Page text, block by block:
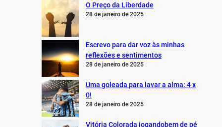
O Preço da Liberdade
28 de janeiro de 2025
Escrevo para dar voz às minhas
reflexões e sentimentos
28 de janeiro de 2025
Uma goleada para lavar a alma: 4 x
0!
28 de janeiro de 2025
Vitória Colorada jogandobem de pé